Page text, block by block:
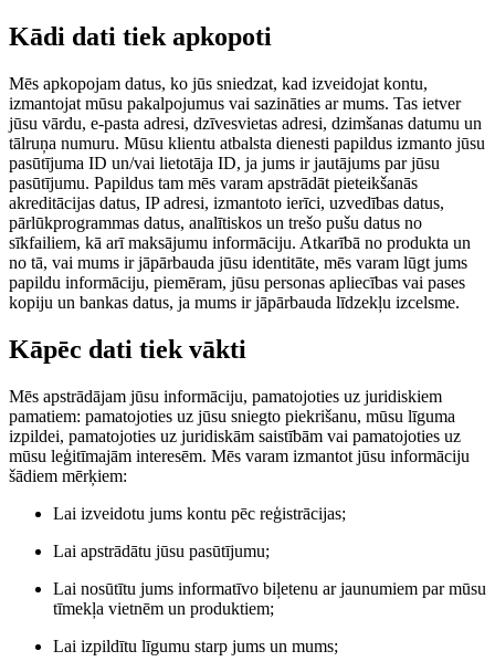
Kādi dati tiek apkopoti
Mēs apkopojam datus, ko jūs sniedzat, kad izveidojat kontu,
izmantojat mūsu pakalpojumus vai sazināties ar mums. Tas ietver
jūsu vārdu, e-pasta adresi, dzīvesvietas adresi, dzimšanas datumu un
tālruņa numuru. Mūsu klientu atbalsta dienesti papildus izmanto jūsu
pasūtījuma ID un/vai lietotāja ID, ja jums ir jautājums par jūsu
pasūtījumu. Papildus tam mēs varam apstrādāt pieteikšanās
akreditācijas datus, IP adresi, izmantoto ierīci, uzvedības datus,
pārlūkprogrammas datus, analītiskos un trešo pušu datus no
sīkfailiem, kā arī maksājumu informāciju. Atkarībā no produkta un
no tā, vai mums ir jāpārbauda jūsu identitāte, mēs varam lūgt jums
papildu informāciju, piemēram, jūsu personas apliecības vai pases
kopiju un bankas datus, ja mums ir jāpārbauda līdzekļu izcelsme.
Kāpēc dati tiek vākti
Mēs apstrādājam jūsu informāciju, pamatojoties uz juridiskiem
pamatiem: pamatojoties uz jūsu sniegto piekrišanu, mūsu līguma
izpildei, pamatojoties uz juridiskām saistībām vai pamatojoties uz
mūsu leģitīmajām interesēm. Mēs varam izmantot jūsu informāciju
šādiem mērķiem:
Lai izveidotu jums kontu pēc reģistrācijas;
Lai apstrādātu jūsu pasūtījumu;
Lai nosūtītu jums informatīvo biļetenu ar jaunumiem par mūsu
tīmekļa vietnēm un produktiem;
Lai izpildītu līgumu starp jums un mums;